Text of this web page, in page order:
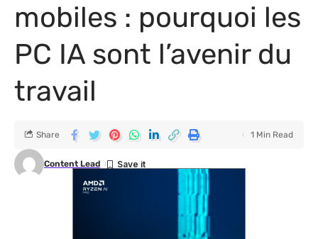
mobiles : pourquoi les
PC IA sont l’avenir du
travail
Content Lead
Share 1 Min Read